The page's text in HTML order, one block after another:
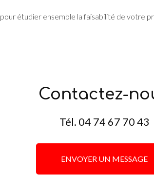
pour étudier ensemble la faisabilité de votre
Contactez-
Tél. 04 74 67 70 43
ENVOYER UN MESSAGE